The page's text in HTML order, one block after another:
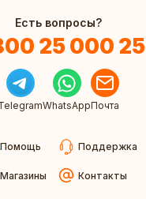
Есть вопросы?
25 000 25
WhatsAppПочта
Помощь Поддержка
Магазины Контакты